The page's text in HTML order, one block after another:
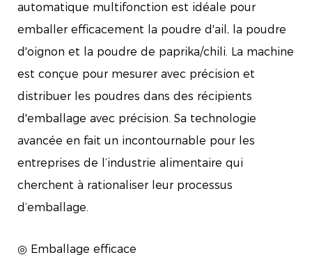
automatique multifonction est idéale pour
emballer efficacement la poudre d'ail, la poudre
d'oignon et la poudre de paprika/chili. La machine
est conçue pour mesurer avec précision et
distribuer les poudres dans des récipients
d'emballage avec précision. Sa technologie
avancée en fait un incontournable pour les
entreprises de l’industrie alimentaire qui
cherchent à rationaliser leur processus
d’emballage.
◎ Emballage efficace